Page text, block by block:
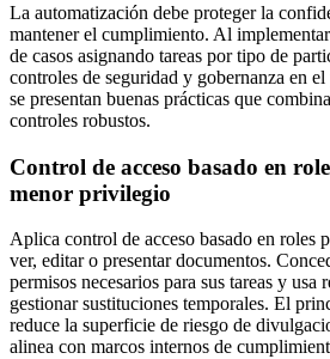
La automatización debe proteger la
mantener el cumplimiento. Al
de casos asignando tareas por tipo de
controles de seguridad y gobernanza en
se presentan buenas prácticas que
controles robustos.
Control de acceso basado en
menor privilegio
Aplica control de acceso basado en roles
ver, editar o presentar documentos.
permisos necesarios para sus tareas y usa
gestionar sustituciones temporales. El
reduce la superficie de riesgo de
alinea con marcos internos de